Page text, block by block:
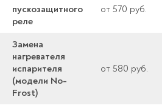
пускозащитного
реле
от 570 руб.
Замена
нагревателя
испарителя
(модели No-
Frost)
от 580 руб.